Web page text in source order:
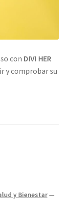
con DIVI HER
y comprobar su
y Bienestar—